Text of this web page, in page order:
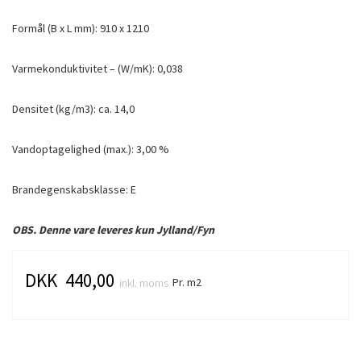
Formål (B x L mm): 910 x 1210
Varmekonduktivitet – (W/mK): 0,038
Densitet (kg/m3): ca. 14,0
Vandoptagelighed (max.): 3,00 %
Brandegenskabsklasse: E
OBS. Denne vare leveres kun Jylland/Fyn
DKK 440,00 inkl. moms Pr. m2